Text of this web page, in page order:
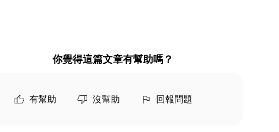
你覺得這篇文章有幫助嗎？
有幫助 沒幫助 回報問題